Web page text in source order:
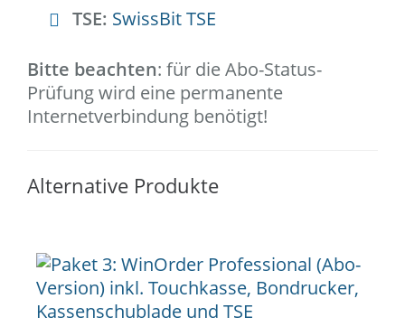
TSE: SwissBit TSE
Bitte beachten: für die Abo-Status-
Prüfung wird eine permanente
Internetverbindung benötigt!
Alternative Produkte